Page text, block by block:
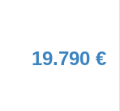
19.790 €